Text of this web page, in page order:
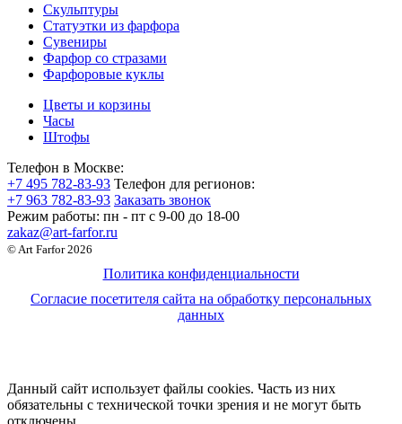
Скульптуры
Статуэтки из фарфора
Сувениры
Фарфор со стразами
Фарфоровые куклы
Цветы и корзины
Часы
Штофы
Телефон в Москве:
+7 495 782-83-93 Телефон для регионов:
+7 963 782-83-93 Заказать звонок
Режим работы: пн - пт c 9-00 до 18-00
zakaz@art-farfor.ru
© Art Farfor 2026
Политика конфиденциальности
Согласие посетителя сайта на обработку персональных
данных
Данный сайт использует файлы cookies. Часть из них
обязательны с технической точки зрения и не могут быть
отключены.